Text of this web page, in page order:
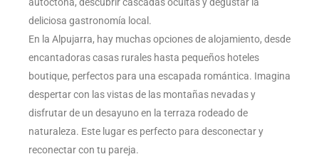
deliciosa gastronomía local.
En la Alpujarra, hay muchas opciones de alojamiento, desde
encantadoras casas rurales hasta pequeños hoteles
boutique, perfectos para una escapada romántica. Imagina
despertar con las vistas de las montañas nevadas y
disfrutar de un desayuno en la terraza rodeado de
naturaleza. Este lugar es perfecto para desconectar y
reconectar con tu pareja.